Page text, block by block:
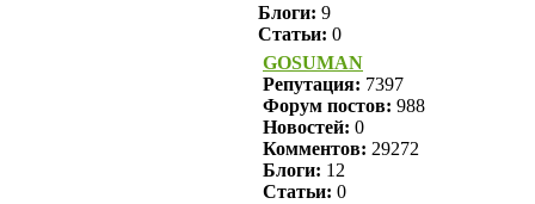
Блоги: 9
Статьи: 0
GOSUMAN
Репутация: 7397
Форум постов: 988
Новостей: 0
Комментов: 29272
Блоги: 12
Статьи: 0